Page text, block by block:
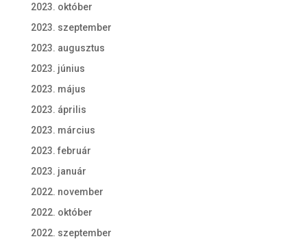
2023. október
2023. szeptember
2023. augusztus
2023. június
2023. május
2023. április
2023. március
2023. február
2023. január
2022. november
2022. október
2022. szeptember